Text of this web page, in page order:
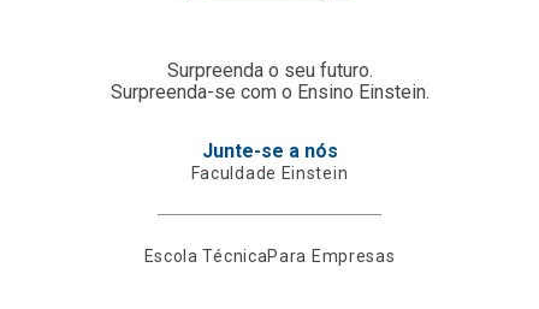
Surpreenda o seu futuro.
Surpreenda-se com o Ensino Einstein.
Junte-se a nós
Faculdade Einstein
Escola TécnicaPara Empresas